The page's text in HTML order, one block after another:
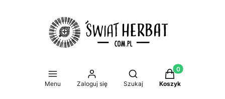
Menu Zaloguj się
Otwórz wyszukiwarkę
Szukaj
Produkty w
Koszyk